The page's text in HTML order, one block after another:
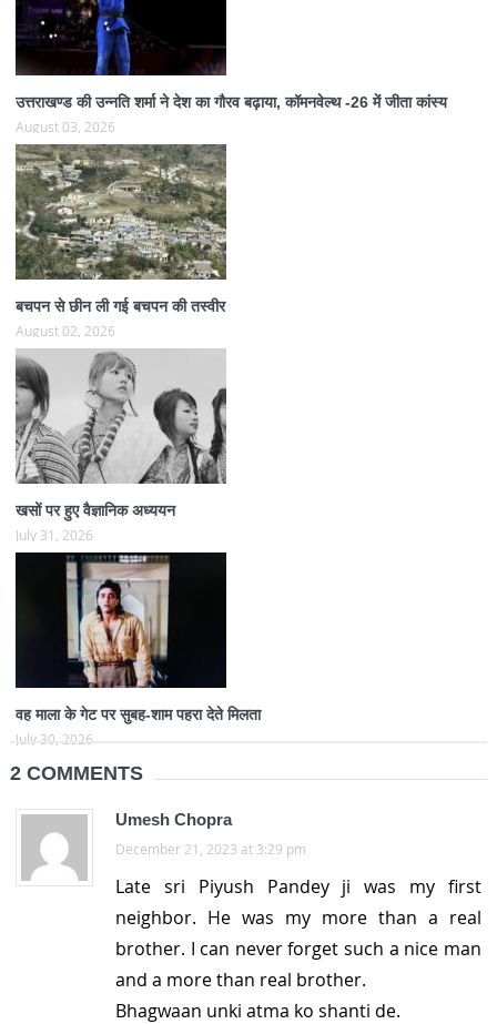
उत्तराखण्ड की उन्नति शर्मा ने देश का गौरव बढ़ाया, कॉमनवेल्थ -26 में जीता कांस्य
August 03, 2026
बचपन से छीन ली गई बचपन की तस्वीर
August 02, 2026
खसों पर हुए वैज्ञानिक अध्ययन
July 31, 2026
वह माला के गेट पर सुबह-शाम पहरा देते मिलता
July 30, 2026
2 COMMENTS
Umesh Chopra
December 21, 2023 at 3:29 pm
Late sri Piyush Pandey ji was my first
neighbor. He was my more than a real
brother. I can never forget such a nice man
and a more than real brother.
Bhagwaan unki atma ko shanti de.